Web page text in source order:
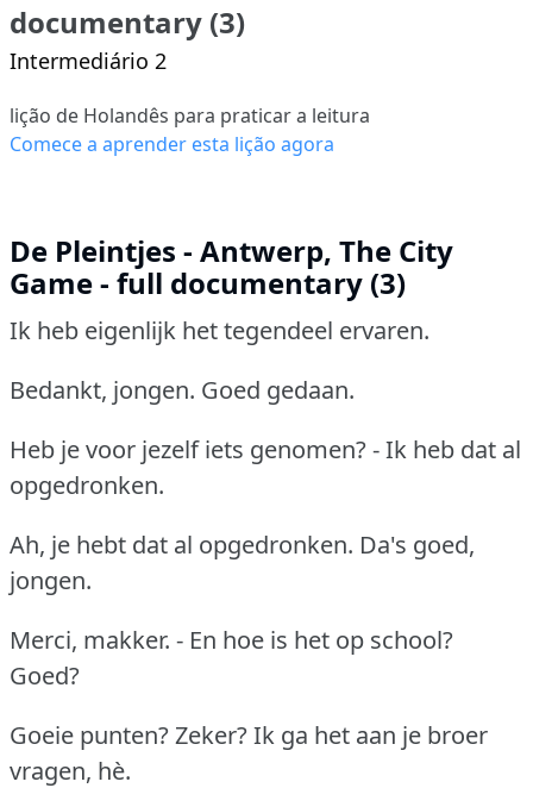
documentary (3)
Intermediário 2
lição de Holandês para praticar a leitura
Comece a aprender esta lição agora
De Pleintjes - Antwerp, The City
Game - full documentary (3)
Ik heb eigenlijk het tegendeel ervaren.
Bedankt, jongen. Goed gedaan.
Heb je voor jezelf iets genomen? - Ik heb dat al
opgedronken.
Ah, je hebt dat al opgedronken. Da's goed,
jongen.
Merci, makker. - En hoe is het op school?
Goed?
Goeie punten? Zeker? Ik ga het aan je broer
vragen, hè.